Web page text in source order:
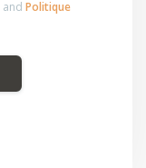
and Politique